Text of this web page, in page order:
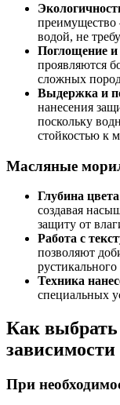
преимущество
водой, не
Поглощение и
проявляются
сложных
Выдержка и
нанесения
поскольку
стойкостью к
Масляные
Глубина
создавая
защиту от
Работа с
позволяют
рустикального
Техника
специальных
Как
зависимости
При